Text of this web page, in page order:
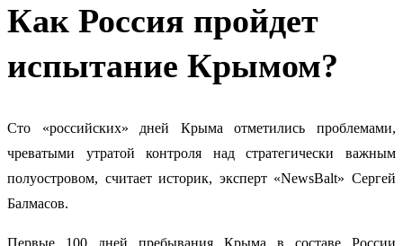
Как Россия пройдет
испытание Крымом?
Сто «российских» дней Крыма отметились проблемами,
чреватыми утратой контроля над стратегически важным
полуостровом, считает историк, эксперт «NewsBalt» Сергей
Балмасов.
Первые 100 дней пребывания Крыма в составе России